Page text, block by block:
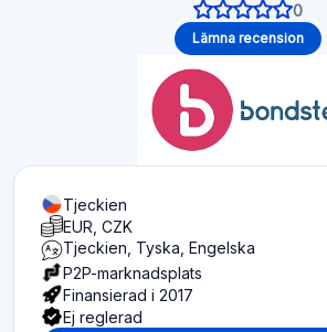
0
Lämna recension
Tjeckien
EUR, CZK
Tjeckien, Tyska, Engelska
P2P-marknadsplats
Finansierad i 2017
Ej reglerad